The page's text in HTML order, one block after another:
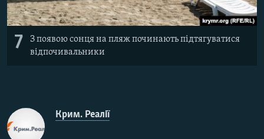
7
З появою сонця на пляж починають підтягуватися
відпочивальники
Крим. Реалії